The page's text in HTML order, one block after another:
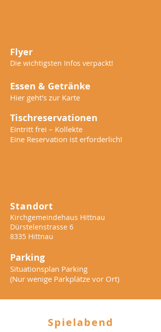
Flyer
Die wichtigsten Infos verpackt!
Essen & Getränke
Hier geht's zur Karte
Tischreservationen
Eintritt frei – Kollekte
Eine Reservation ist erforderlich!
Standort
Kirchgemeindehaus Hittnau
Dürstelenstrasse 6
8335 Hittnau
Parking
Situationsplan Parking
(Nur wenige Parkplätze vor Ort)
Spielabend